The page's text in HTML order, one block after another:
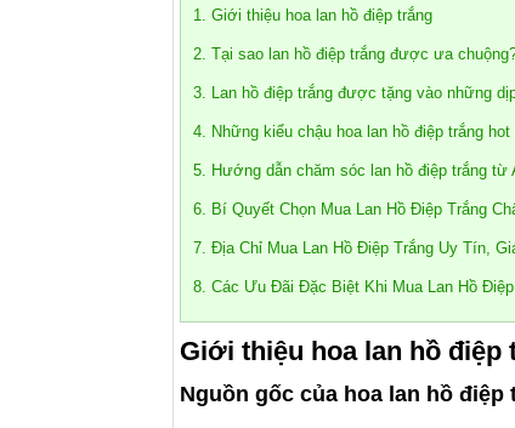
1. Giới thiệu hoa lan hồ điệp trắng
2. Tại sao lan hồ điệp trắng được ưa
3. Lan hồ điệp trắng được tặng vào những
4. Những kiểu chậu hoa lan hồ điệp trắng
5. Hướng dẫn chăm sóc lan hồ điệp trắng từ
6. Bí Quyết Chọn Mua Lan Hồ Điệp Trắng
7. Địa Chỉ Mua Lan Hồ Điệp Trắng Uy Tín,
8. Các Ưu Đãi Đặc Biệt Khi Mua Lan Hồ
Giới thiệu hoa lan hồ điệp
Nguồn gốc của hoa lan hồ điệp